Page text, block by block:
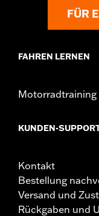
FÜR
FAHREN LERNEN
Motorradtraining
KUNDEN-
Kontakt
Bestellung
Versand und
Rückgaben und